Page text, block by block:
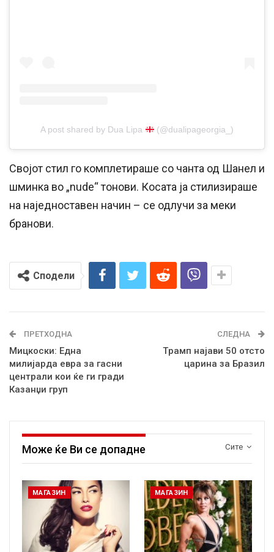
A post shared by Dua Lipa (@dualipageorgia_)
Својот стил го комплетираше со чанта од Шанел и
шминка во „nude“ тонови. Косата ја стилизираше
на наједноставен начин – се одлучи за меки
бранови.
Сподели
ПРЕТХОДНА
Мицкоски: Eдна
милијарда евра за гасни
централи кои ќе ги гради
Казанџи груп
СЛЕДНА
Tрамп најави 50 отсто
царина за Бразил
Сите
Може ќе Ви се допадне
МАГАЗИН МАГАЗИН